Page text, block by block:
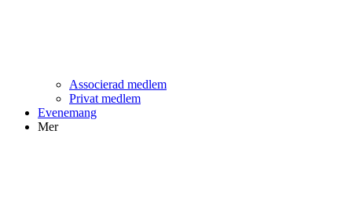
Associerad medlem
Privat medlem
Evenemang
Mer